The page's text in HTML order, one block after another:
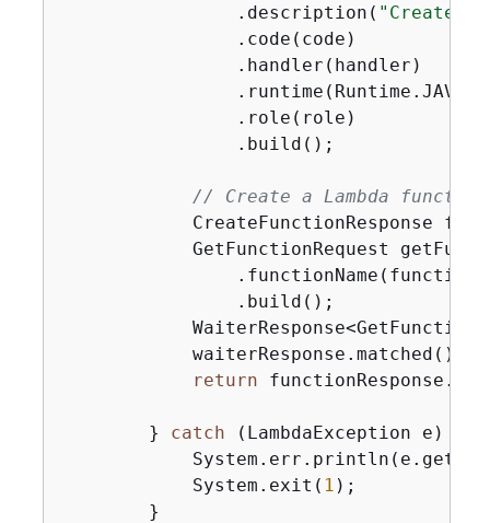
                .description(
"Created
                .code(code)
                .handler(handler)
                .role(role)
                .build();
// Create a Lambda
CreateFunctionResponse
GetFunctionRequest
                .build();
return
        }
catch (LambdaException e)
            System.exit(
1 );
        }